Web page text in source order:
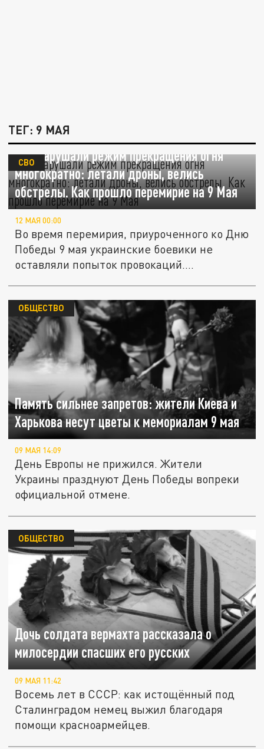
ТЕГ: 9 МАЯ
ВСУ нарушали режим прекращения огня
многократно: летали дроны, велись
обстрелы. Как прошло перемирие на 9 Мая
СВО
12 МАЯ 00:00
Во время перемирия, приуроченного ко Дню
Победы 9 мая украинские боевики не
оставляли попыток провокаций....
Память сильнее запретов: жители Киева и
Харькова несут цветы к мемориалам 9 мая
ОБЩЕСТВО
09 МАЯ 14:09
День Европы не прижился. Жители
Украины празднуют День Победы вопреки
официальной отмене.
Дочь солдата вермахта рассказала о
милосердии спасших его русских
ОБЩЕСТВО
09 МАЯ 11:42
Восемь лет в СССР: как истощённый под
Сталинградом немец выжил благодаря
помощи красноармейцев.